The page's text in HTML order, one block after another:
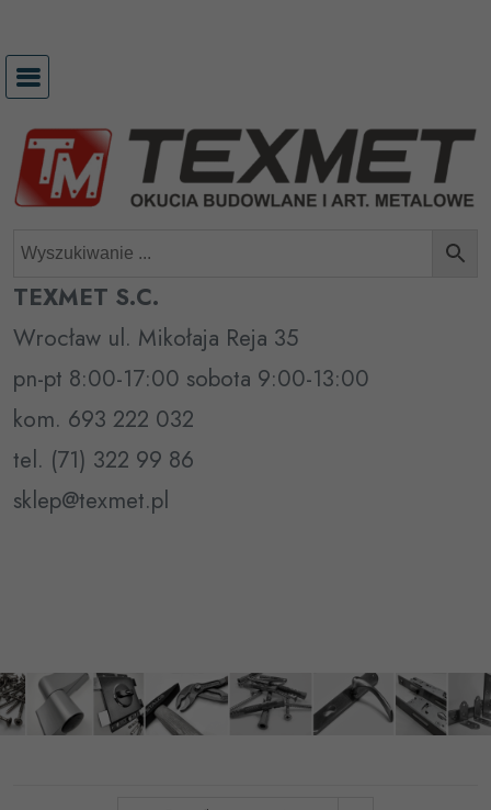
treści
TEXMET S.C.
Wrocław ul. Mikołaja Reja 35
pn-pt 8:00-17:00 sobota 9:00-13:00
kom. 693 222 032
tel. (71) 322 99 86
sklep@texmet.pl